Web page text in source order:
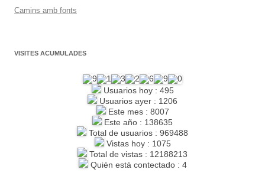
Camins amb fonts
VISITES ACUMULADES
Usuarios hoy : 495
Usuarios ayer : 1206
Este mes : 8007
Este año : 138635
Total de usuarios : 969488
Vistas hoy : 1075
Total de vistas : 12188213
Quién está contectado : 4